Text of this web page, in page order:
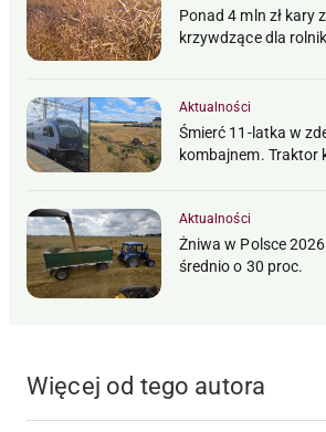
Ponad 4 mln zł kary
krzywdzące dla
Aktualności
Śmierć 11-latka w
kombajnem. Traktor
Aktualności
Żniwa w Polsce
średnio o 30 proc.
Więcej od tego autora